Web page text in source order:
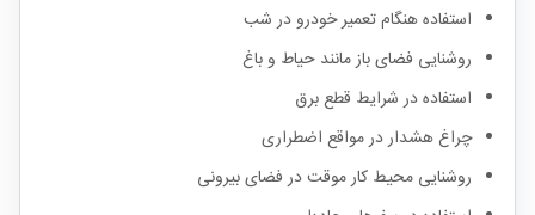
استفاده هنگام تعمیر خودرو در شب
روشنایی فضای باز مانند حیاط و باغ
استفاده در شرایط قطع برق
چراغ هشدار در مواقع اضطراری
روشنایی محیط کار موقت در فضای بیرونی